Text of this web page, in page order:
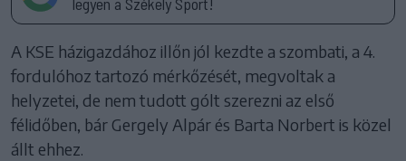
A KSE házigazdához illőn jól kezdte a szombati, a 4.
fordulóhoz tartozó mérkőzését, megvoltak a
helyzetei, de nem tudott gólt szerezni az első
félidőben, bár Gergely Alpár és Barta Norbert is közel
állt ehhez.